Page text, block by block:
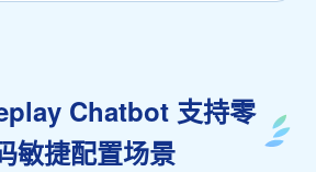
Chatbot 支持零
敏捷配置场景